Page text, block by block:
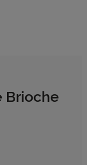
Brioche